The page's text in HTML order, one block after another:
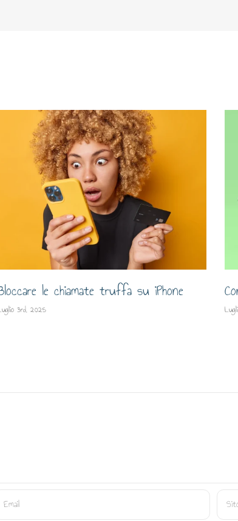
le chiamate truffa su iPhone
3rd, 2025